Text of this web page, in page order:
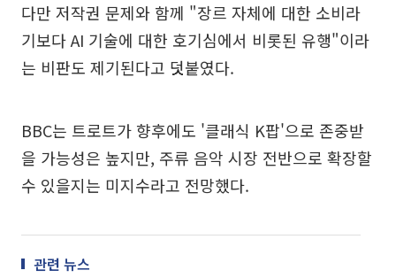
다만 저작권 문제와 함께 "장르 자체에 대한 소비라
기보다 AI 기술에 대한 호기심에서 비롯된 유행"이라
는 비판도 제기된다고 덧붙였다.
BBC는 트로트가 향후에도 '클래식 K팝'으로 존중받
을 가능성은 높지만, 주류 음악 시장 전반으로 확장할
수 있을지는 미지수라고 전망했다.
관련 뉴스